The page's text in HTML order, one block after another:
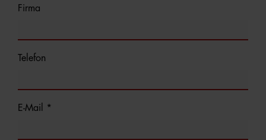
Firma
Telefon
E-Mail *